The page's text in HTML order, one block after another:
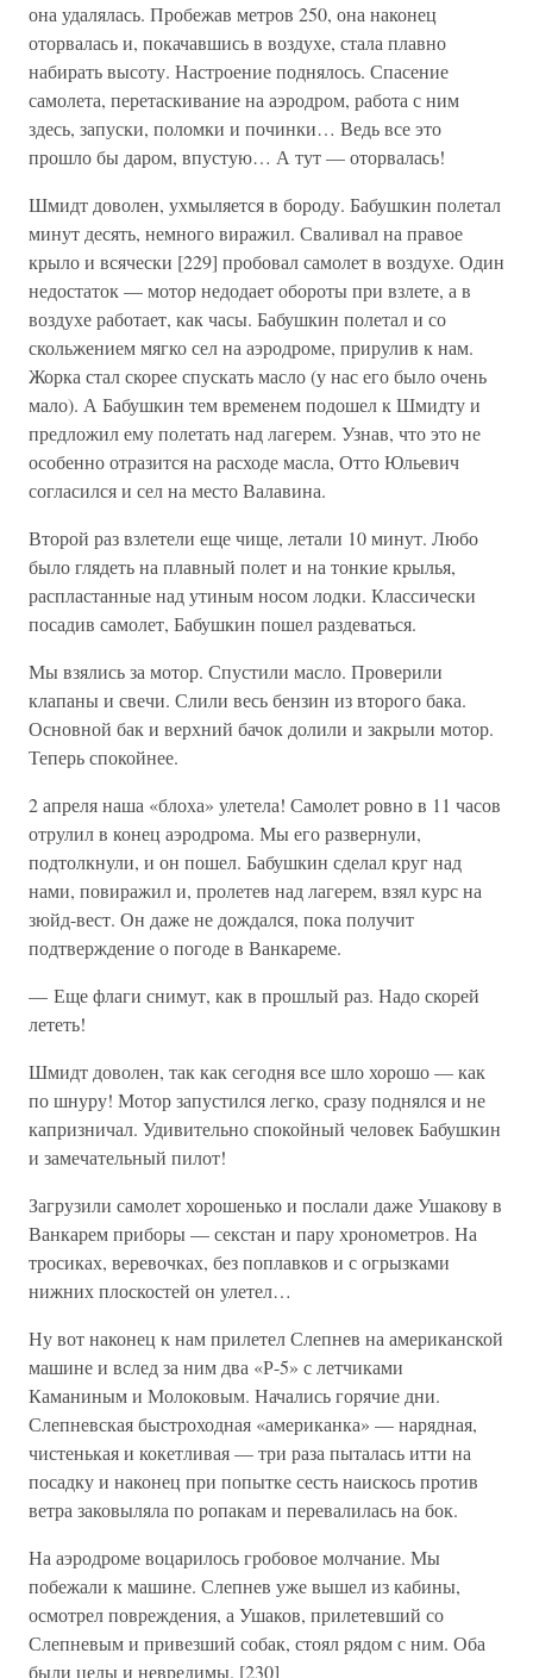
она удалялась. Пробежав метров 250, она наконец
оторвалась и, покачавшись в воздухе, стала плавно
набирать высоту. Настроение поднялось. Спасение
самолета, перетаскивание на аэродром, работа с ним
здесь, запуски, поломки и починки… Ведь все это
прошло бы даром, впустую… А тут — оторвалась!
Шмидт доволен, ухмыляется в бороду. Бабушкин полетал
минут десять, немного виражил. Сваливал на правое
крыло и всячески [229] пробовал самолет в воздухе. Один
недостаток — мотор недодает обороты при взлете, а в
воздухе работает, как часы. Бабушкин полетал и со
скольжением мягко сел на аэродроме, прирулив к нам.
Жорка стал скорее спускать масло (у нас его было очень
мало). А Бабушкин тем временем подошел к Шмидту и
предложил ему полетать над лагерем. Узнав, что это не
особенно отразится на расходе масла, Отто Юльевич
согласился и сел на место Валавина.
Второй раз взлетели еще чище, летали 10 минут. Любо
было глядеть на плавный полет и на тонкие крылья,
распластанные над утиным носом лодки. Классически
посадив самолет, Бабушкин пошел раздеваться.
Мы взялись за мотор. Спустили масло. Проверили
клапаны и свечи. Слили весь бензин из второго бака.
Основной бак и верхний бачок долили и закрыли мотор.
Теперь спокойнее.
2 апреля наша «блоха» улетела! Самолет ровно в 11 часов
отрулил в конец аэродрома. Мы его развернули,
подтолкнули, и он пошел. Бабушкин сделал круг над
нами, повиражил и, пролетев над лагерем, взял курс на
зюйд-вест. Он даже не дождался, пока получит
подтверждение о погоде в Ванкареме.
— Еще флаги снимут, как в прошлый раз. Надо скорей
лететь!
Шмидт доволен, так как сегодня все шло хорошо — как
по шнуру! Мотор запустился легко, сразу поднялся и не
капризничал. Удивительно спокойный человек Бабушкин
и замечательный пилот!
Загрузили самолет хорошенько и послали даже Ушакову в
Ванкарем приборы — секстан и пару хронометров. На
тросиках, веревочках, без поплавков и с огрызками
нижних плоскостей он улетел…
Ну вот наконец к нам прилетел Слепнев на американской
машине и вслед за ним два «Р-5» с летчиками
Каманиным и Молоковым. Начались горячие дни.
Слепневская быстроходная «американка» — нарядная,
чистенькая и кокетливая — три раза пыталась итти на
посадку и наконец при попытке сесть наискось против
ветра заковыляла по ропакам и перевалилась на бок.
На аэродроме воцарилось гробовое молчание. Мы
побежали к машине. Слепнев уже вышел из кабины,
осмотрел повреждения, а Ушаков, прилетевший со
Слепневым и привезший собак, стоял рядом с ним. Оба
были целы и невредимы. [230]